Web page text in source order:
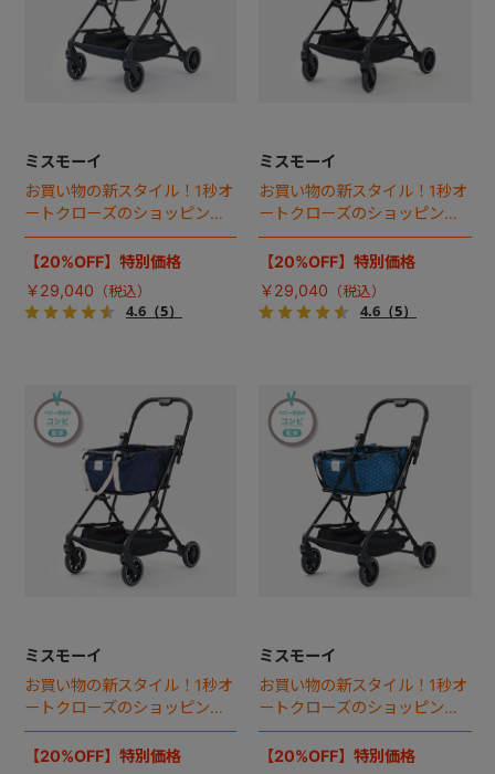
ミスモーイ
お買い物の新スタイル！1秒オ
ートクローズのショッピング
カート誕生。
【20%OFF】特別価格
￥29,040
4.6（5）
ミスモーイ
お買い物の新スタイル！1秒オ
ートクローズのショッピング
カート誕生。
【20%OFF】特別価格
￥29,040
4.6（5）
ミスモーイ
お買い物の新スタイル！1秒オ
ートクローズのショッピング
カート誕生。
【20%OFF】特別価格
ミスモーイ
お買い物の新スタイル！1秒オ
ートクローズのショッピング
カート誕生。
【20%OFF】特別価格